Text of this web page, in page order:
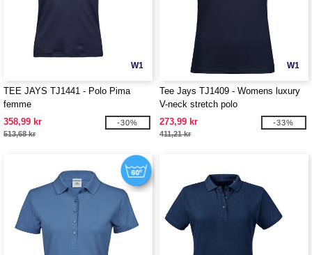
W1
TEE JAYS TJ1441 - Polo Pima
femme
358,99 kr
513,68 kr
-30%
W1
Tee Jays TJ1409 - Womens luxury
V-neck stretch polo
273,99 kr
411,21 kr
-33%